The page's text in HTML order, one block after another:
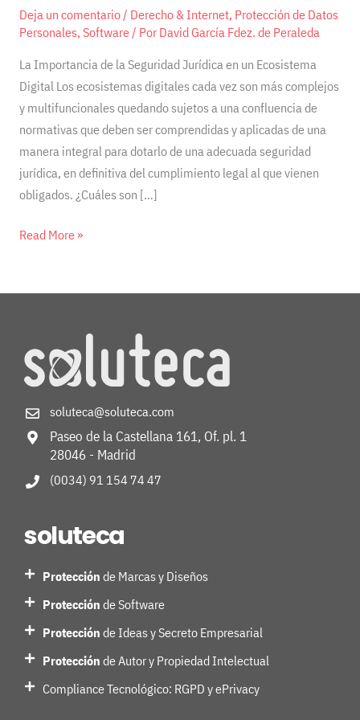
Deja un comentario/ Derecho & Internet, Protección de Datos
Personales, Software/ Por David García Fdez. de Peraleda
La Importancia de la Seguridad Jurídica en un Ecosistema
Digital Los ecosistemas digitales cada vez son más complejos
y multifuncionales quedando sujetos a una confluencia de
normativas que deben ser comprendidas y aplicadas de una
manera integral para dotarlo de una adecuada seguridad
jurídica, en definitiva del cumplimiento legal al que vienen
obligados. ¿Cuáles son […]
Read More »
soluteca@soluteca.com
Paseo de la Castellana 161, Of. pl. 1
28046 - Madrid
(0034) 91 154 74 47
soluteca
Protección de Marcas y Diseños
Protección de Software
Protección de Ideas y Secreto Empresarial
Protección de Autor y Propiedad Intelectual
Compliance Tecnológico: RGPD y ePrivacy